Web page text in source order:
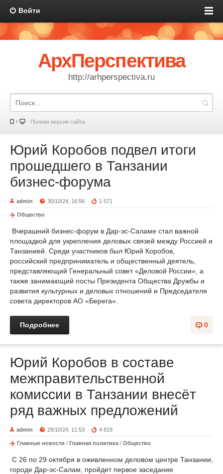
Войти
АрхПерспектива
http://arhperspectiva.ru
Полная версия сайта
Юрий Коробов подвел итоги
прошедшего в Танзании
бизнес-форума
admin 30/10/24, 16:56 1 571
Общество
Вчерашний бизнес-форум в Дар-эс-Саламе стал важной
площадкой для укрепления деловых связей между Россией и
Танзанией. Среди участников был Юрий Коробов,
российский предприниматель и общественный деятель,
представляющий Генеральный совет «Деловой России», а
также занимающий посты Президента Общества Дружбы и
развития культурных и деловых отношений и Председателя
совета директоров АО «Берега».
0
Подробнее
Юрий Коробов в составе
межправительственной
комиссии в Танзании внесёт
ряд важных предложений
admin 29/10/24, 11:53 4 819
Главные новости / Главная политика / Общество
С 26 по 29 октября в оживленном деловом центре Танзании,
городе Дар-эс-Салам, пройдет первое заседание